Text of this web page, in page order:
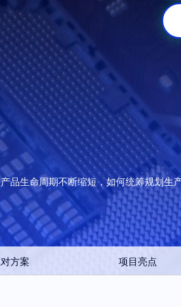
品生命周期不断缩短，如何统筹规划生
方案 项目亮点